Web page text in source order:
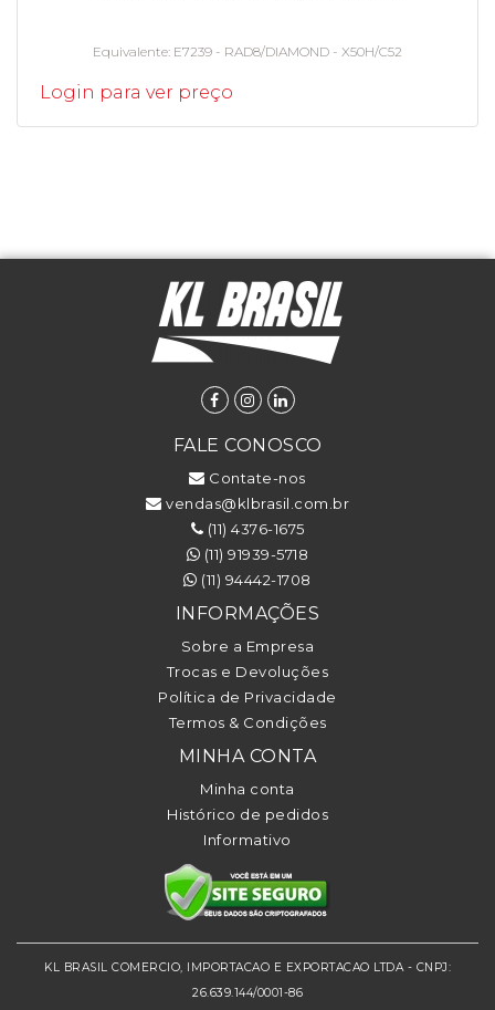
Equivalente E7239 - RAD8/DIAMOND - X50H/C52
Login para ver preço
FALE CONOSCO
Contate-nos
vendas@klbrasil.com.br
(11) 4376-1675
(11) 91939-5718
(11) 94442-1708
INFORMAÇÕES
Sobre a Empresa
Trocas e Devoluções
Política de Privacidade
Termos & Condições
MINHA CONTA
Minha conta
Histórico de pedidos
Informativo
KL BRASIL COMERCIO, IMPORTACAO E EXPORTACAO LTDA - CNPJ:
26.639.144/0001-86